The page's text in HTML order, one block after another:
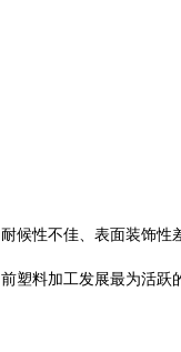
候性不佳、表面装饰
塑料加工发展最为活跃